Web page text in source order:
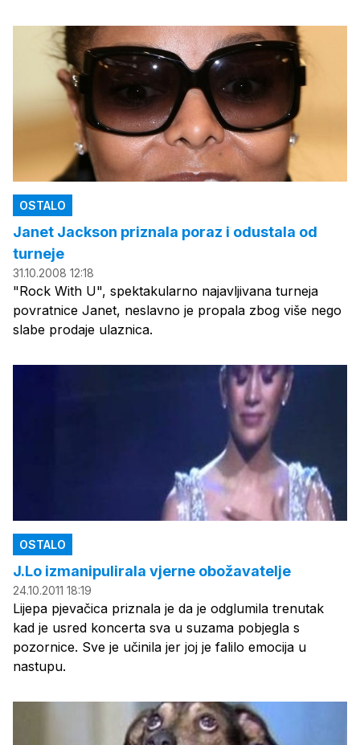
OSTALO
Janet Jackson priznala poraz i odustala od
turneje
31.10.2008 12:18
"Rock With U", spektakularno najavljivana turneja
povratnice Janet, neslavno je propala zbog više nego
slabe prodaje ulaznica.
OSTALO
J.Lo izmanipulirala vjerne obožavatelje
24.10.2011 18:19
Lijepa pjevačica priznala je da je odglumila trenutak
kad je usred koncerta sva u suzama pobjegla s
pozornice. Sve je učinila jer joj je falilo emocija u
nastupu.